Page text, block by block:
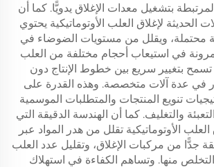
بتشغيل معدات الإغلاق يدويًّا. كما أن
الحديثة لإغلاق العلب الأوتوماتيكية يحتوي
محتملة، ويقلل من مستويات الضوضاء في
المرونة في استيعاب أحجام مختلفة من العلب
تسمح بتغيير سريع بين خطوط الإنتاج دون
في عدة آلات متخصصة. وهذه القدرة على
تنويع المنتجات والمتطلبات الموسمية
والتغليف. كما أن الهندسة الدقيقة التي
العلب الأوتوماتيكية تقلل من هدر المواد عبر
جدًّا من مركبات الإغلاق، وتقليل عدد العلب
التخلص منها. وتساهم الكفاءة في استهلاك